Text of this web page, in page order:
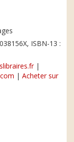
ISBN-13 :
|
| Acheter sur